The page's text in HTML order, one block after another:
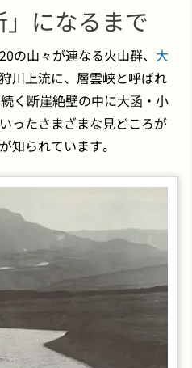
になるまで
の山々が連なる火山群、 大
川上流に、層雲峡と呼ばれ
く断崖絶壁の中に大函・小
ったさまざまな見どころが
知られています。